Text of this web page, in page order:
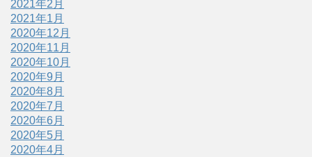
2021年2月
2021年1月
2020年12月
2020年11月
2020年10月
2020年9月
2020年8月
2020年7月
2020年6月
2020年5月
2020年4月